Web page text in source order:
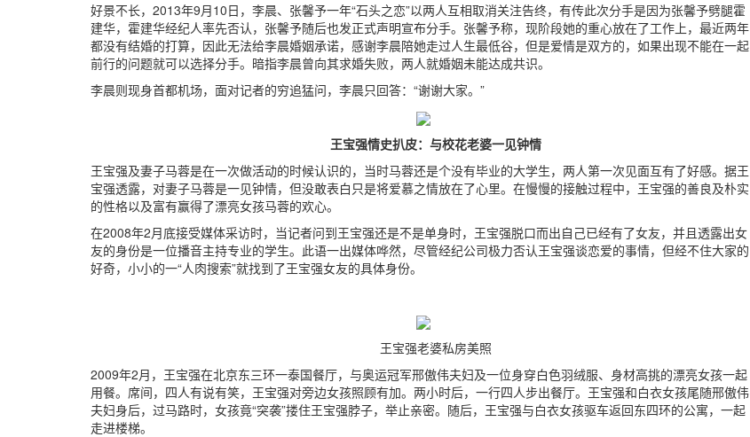
好景不长，2013年9月10日，李晨、张馨予一年“石头之恋”以两人互相取消关注告终，有传此次分手是因为张馨予劈腿霍
建华，霍建华经纪人率先否认，张馨予随后也发正式声明宣布分手。张馨予称，现阶段她的重心放在了工作上，最近两年
都没有结婚的打算，因此无法给李晨婚姻承诺，感谢李晨陪她走过人生最低谷，但是爱情是双方的，如果出现不能在一起
前行的问题就可以选择分手。暗指李晨曾向其求婚失败，两人就婚姻未能达成共识。
李晨则现身首都机场，面对记者的穷追猛问，李晨只回答：“谢谢大家。”
王宝强情史扒皮：与校花老婆一见钟情
王宝强及妻子马蓉是在一次做活动的时候认识的，当时马蓉还是个没有毕业的大学生，两人第一次见面互有了好感。据王
宝强透露，对妻子马蓉是一见钟情，但没敢表白只是将爱慕之情放在了心里。在慢慢的接触过程中，王宝强的善良及朴实
的性格以及富有赢得了漂亮女孩马蓉的欢心。
在2008年2月底接受媒体采访时，当记者问到王宝强还是不是单身时，王宝强脱口而出自己已经有了女友，并且透露出女
友的身份是一位播音主持专业的学生。此语一出媒体哗然，尽管经纪公司极力否认王宝强谈恋爱的事情，但经不住大家的
好奇，小小的一“人肉搜索”就找到了王宝强女友的具体身份。
王宝强老婆私房美照
2009年2月，王宝强在北京东三环一泰国餐厅，与奥运冠军邢傲伟夫妇及一位身穿白色羽绒服、身材高挑的漂亮女孩一起
用餐。席间，四人有说有笑，王宝强对旁边女孩照顾有加。两小时后，一行四人步出餐厅。王宝强和白衣女孩尾随邢傲伟
夫妇身后，过马路时，女孩竟“突袭”搂住王宝强脖子，举止亲密。随后，王宝强与白衣女孩驱车返回东四环的公寓，一起
走进楼梯。